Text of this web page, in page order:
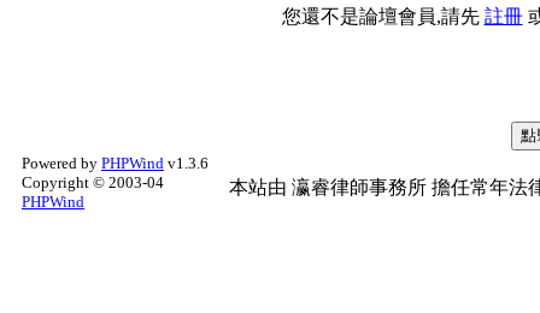
您還不是論壇會員,請先 註冊
Powered by PHPWind v1.3.6
Copyright © 2003-04
PHPWind
本站由 瀛睿律師事務所 擔任常年法